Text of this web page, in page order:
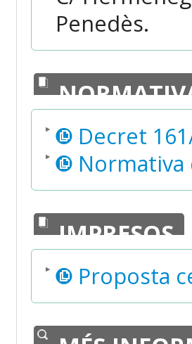
Penedès.
Decret
Normativa
IMPRESOS
Proposta